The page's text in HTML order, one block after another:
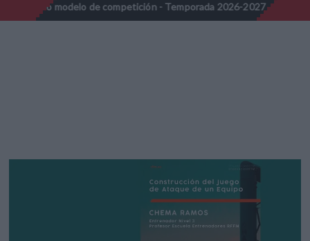
modelo de competición - Temporada 2026-2027 // Nota